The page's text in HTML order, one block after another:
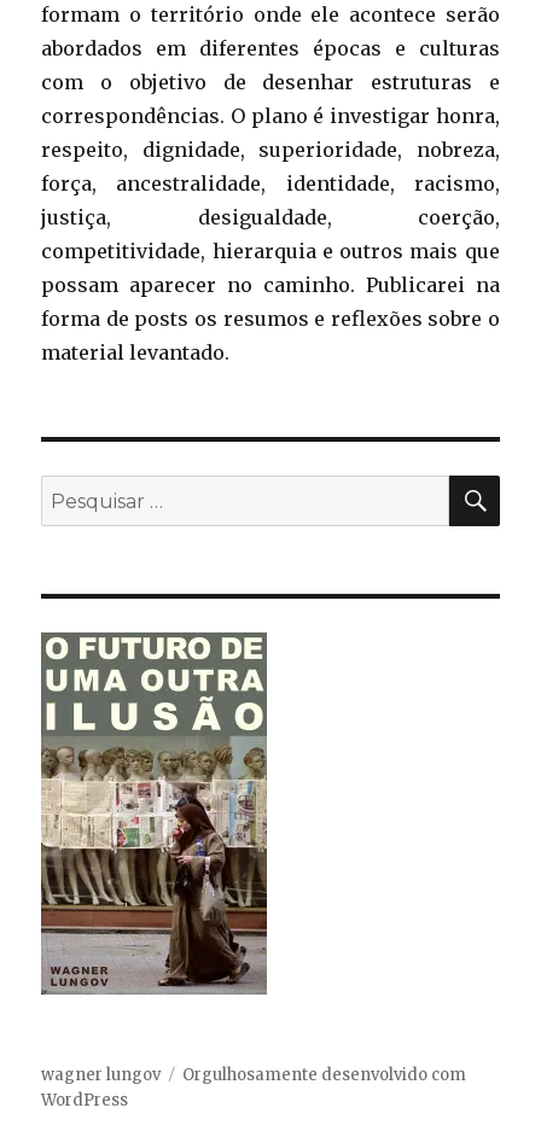
formam o território onde ele acontece serão
abordados em diferentes épocas e culturas
com o objetivo de desenhar estruturas e
correspondências. O plano é investigar honra,
respeito, dignidade, superioridade, nobreza,
força, ancestralidade, identidade, racismo,
justiça, desigualdade, coerção,
competitividade, hierarquia e outros mais que
possam aparecer no caminho. Publicarei na
forma de posts os resumos e reflexões sobre o
material levantado.
Pesquisar
por:
wagner lungov
Orgulhosamente desenvolvido com
WordPress